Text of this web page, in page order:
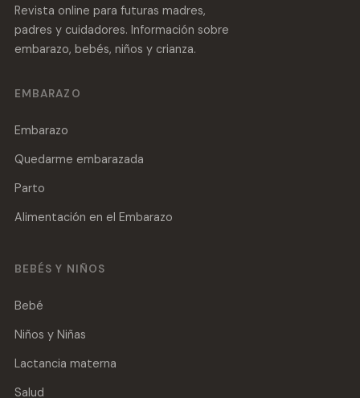
Revista online para futuras madres,
padres y cuidadores. Información sobre
embarazo, bebés, niños y crianza.
EMBARAZO
Embarazo
Quedarme embarazada
Parto
Alimentación en el Embarazo
BEBÉS Y NIÑOS
Bebé
Niños y Niñas
Lactancia materna
Salud